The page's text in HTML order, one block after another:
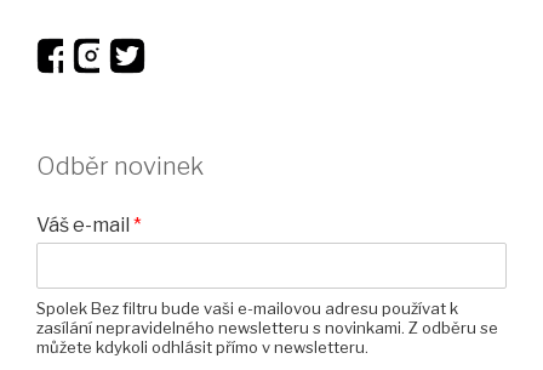
Odběr novinek
Váš e-mail *
Spolek Bez filtru bude vaši e-mailovou adresu používat k
zasílání nepravidelného newsletteru s novinkami. Z odběru se
můžete kdykoli odhlásit přímo v newsletteru.